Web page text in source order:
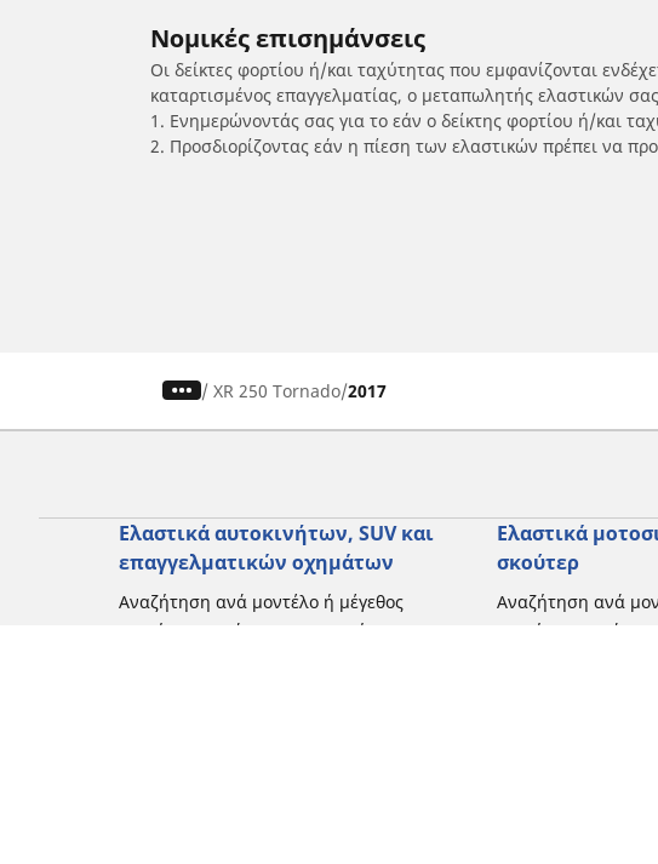
Νομικές επισημάνσεις
Οι δείκτες φορτίου ή/και ταχύτητας που εμφανίζονται
καταρτισμένος επαγγελματίας, ο μεταπωλητής ελαστικών
1. Ενημερώνοντάς σας για το εάν ο δείκτης φορτίου ή/και
2. Προσδιορίζοντας εάν η πίεση των ελαστικών πρέπει να
/ XR 250 Tornado 2017
Ελαστικά αυτοκινήτων, SUV και
επαγγελματικών οχημάτων
Αναζήτηση ανά μοντέλο ή μέγεθος
Περιήγηση ανά κατασκευαστή
Ελαστικά
σκούτερ
Αναζήτηση ανά
Περιήγηση ανά